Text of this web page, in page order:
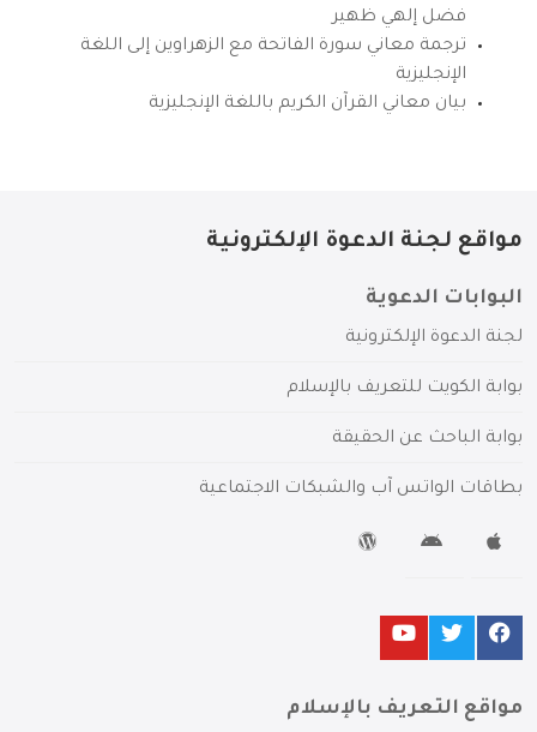
فضل إلهي ظهير
ترجمة معاني سورة الفاتحة مع الزهراوين إلى اللغة
الإنجليزية
بيان معاني القرآن الكريم باللغة الإنجليزية
مواقع لجنة الدعوة الإلكترونية
البوابات الدعوية
لجنة الدعوة الإلكترونية
بوابة الكويت للتعريف بالإسلام
بوابة الباحث عن الحقيقة
بطاقات الواتس آب والشبكات الاجتماعية
مواقع التعريف بالإسلام